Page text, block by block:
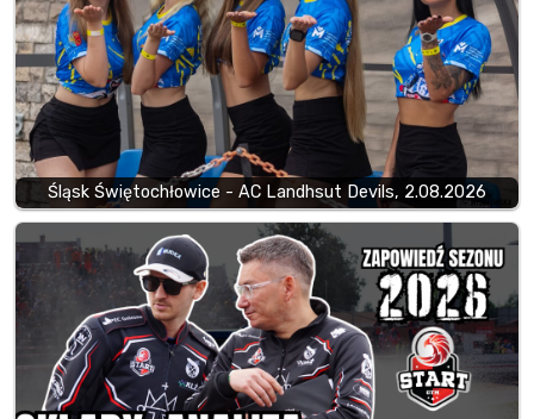
Śląsk Świętochłowice - AC Landhsut Devils, 2.08.2026